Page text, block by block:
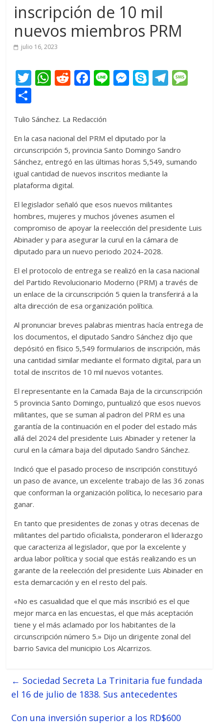
inscripción de 10 mil
nuevos miembros PRM
julio 16, 2023
T
er
W
s
A
p
p
R
di
t
F
b
o
o
k
Li M
n
g
er
S
e
T
m e
o
m
p
ar
ti
r
Tulio Sánchez. La Redacción
En la casa nacional del PRM el diputado por la
circunscripción 5, provincia Santo Domingo Sandro
Sánchez, entregó en las últimas horas 5,549, sumando
igual cantidad de nuevos inscritos mediante la
plataforma digital.
El legislador señaló que esos nuevos militantes
hombres, mujeres y muchos jóvenes asumen el
compromiso de apoyar la reelección del presidente Luis
Abinader y para asegurar la curul en la cámara de
diputado para un nuevo periodo 2024-2028.
El el protocolo de entrega se realizó en la casa nacional
del Partido Revolucionario Moderno (PRM) a través de
un enlace de la circunscripción 5 quien la transferirá a la
alta dirección de esa organización política.
Al pronunciar breves palabras mientras hacía entrega de
los documentos, el diputado Sandro Sánchez dijo que
depósitó en físico 5,549 formularios de inscripción, más
una cantidad similar mediante el formato digital, para un
total de inscritos de 10 mil nuevos votantes.
El representante en la Camada Baja de la circunscripción
5 provincia Santo Domingo, puntualizó que esos nuevos
militantes, que se suman al padron del PRM es una
garantía de la continuación en el poder del estado más
allá del 2024 del presidente Luis Abinader y retener la
curul en la cámara baja del diputado Sandro Sánchez.
Indicó que el pasado proceso de inscripción constituyó
un paso de avance, un excelente trabajo de las 36 zonas
que conforman la organización política, lo necesario para
ganar.
En tanto que presidentes de zonas y otras decenas de
militantes del partido oficialista, ponderaron el liderazgo
que caracteriza al legislador, que por la excelente y
ardua labor política y social que estás realizando es un
garante de la reelección del presidente Luis Abinader en
esta demarcación y en el resto del país.
«No es casualidad que el que más inscribió es el que
mejor marca en las encuestas, el que más aceptación
tiene y el más aclamado por los habitantes de la
circunscripción número 5.» Dijo un dirigente zonal del
barrio Savica del municipio Los Alcarrizos.
← Sociedad Secreta La Trinitaria fue fundada
el 16 de julio de 1838. Sus antecedentes
Con una inversión superior a los RD$600